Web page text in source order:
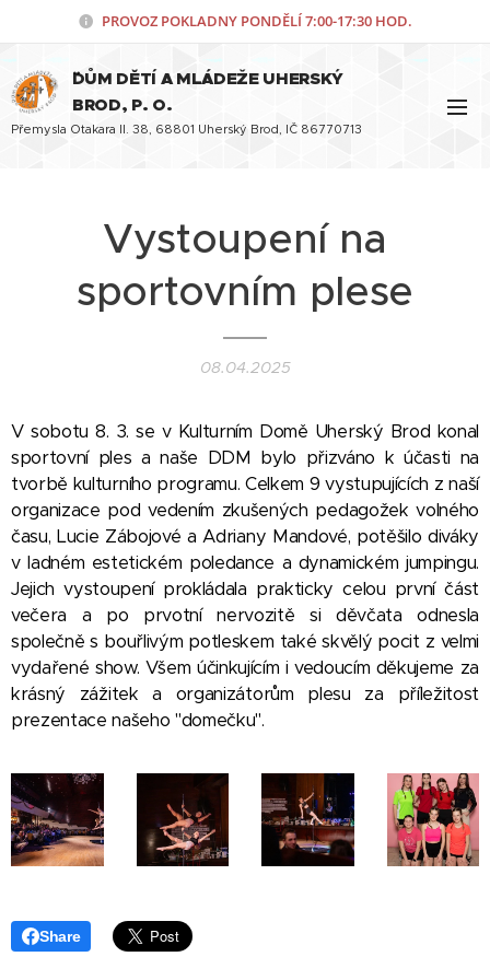
PROVOZ POKLADNY PONDĚLÍ7:00-17:30 HOD.
¨DŮM DĚTÍ A MLÁDEŽE UHERSKÝ
BROD, P. O.
Přemysla Otakara II. 38, 68801 Uherský Brod, IČ 86770713
Vystoupení na
sportovním plese
08.04.2025
V sobotu 8. 3. se v Kulturním Domě Uherský Brod konal
sportovní ples a naše DDM bylo přizváno k účasti na
tvorbě kulturního programu. Celkem 9 vystupujících z naší
organizace pod vedením zkušených pedagožek volného
času, Lucie Zábojové a Adriany Mandové, potěšilo diváky
v ladném estetickém poledance a dynamickém jumpingu.
Jejich vystoupení prokládala prakticky celou první část
večera a po prvotní nervozitě si děvčata odnesla
společně s bouřlivým potleskem také skvělý pocit z velmi
vydařené show. Všem účinkujícím i vedoucím děkujeme za
krásný zážitek a organizátorům plesu za příležitost
prezentace našeho "domečku".
Share